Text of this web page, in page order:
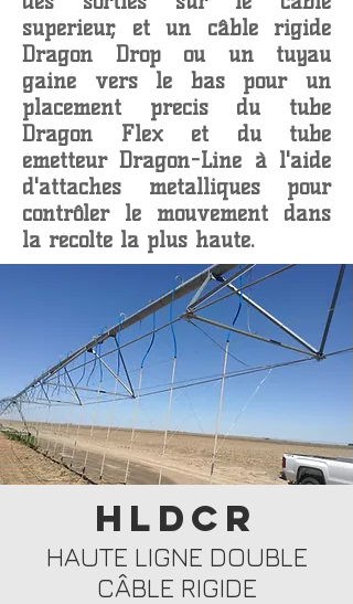
supérieur, et un câble rigide
Dragon Drop ou un tuyau
gainé vers le bas pour un
placement précis du tube
Dragon Flex et du tube
émetteur Dragon-Line à l'aide
d'attaches métalliques pour
contrôler le mouvement dans
la récolte la plus haute.
HLDCR
HAUTE LIGNE DOUBLE
CÂBLE RIGIDE